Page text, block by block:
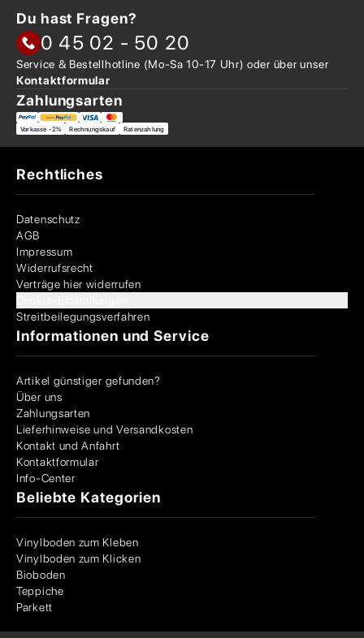
Du hast Fragen?
0 45 02 - 50 20
Service & Bestellhotline (Mo-Sa 10-17 Uhr) oder überunser
Kontaktformular
Zahlungsarten
Vorkasse -2% Rechnungskauf Ratenzahlung
Rechtliches
Datenschutz
AGB
Impressum
Widerrufsrecht
Verträge hier widerrufen
Streitbeilegungsverfahren
Informationen und Service
Artikel günstiger gefunden?
Über uns
Zahlungsarten
Lieferhinweise und Versandkosten
Kontakt und Anfahrt
Kontaktformular
Info-Center
Beliebte Kategorien
Vinylboden zum Kleben
Vinylboden zum Klicken
Bioboden
Teppiche
Parkett